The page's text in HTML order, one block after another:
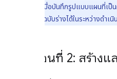
เมื่อบันทึกรูปแบบแผนที่เป็
เปลี่ยนแปลงเป็นฉบับร่างได้ในระหว่างดำ
ขั้นตอนที่ 2: สร้าง